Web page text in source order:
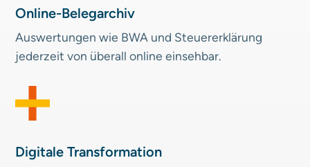
Online-Belegarchiv
Auswertungen wie BWA und Steuer­erklärung
jederzeit von überall online einsehbar.
Digitale Transformation